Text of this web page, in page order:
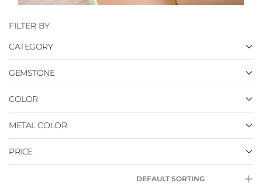
FILTER BY
CATEGORY
GEMSTONE
COLOR
METAL COLOR
PRICE
DEFAULT SORTING